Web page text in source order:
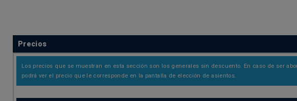
Precios
Los precios que se muestran en esta sección son los generales sin descuento. En caso de ser
podrá ver el precio que le corresponde en la pantalla de elección de asientos.